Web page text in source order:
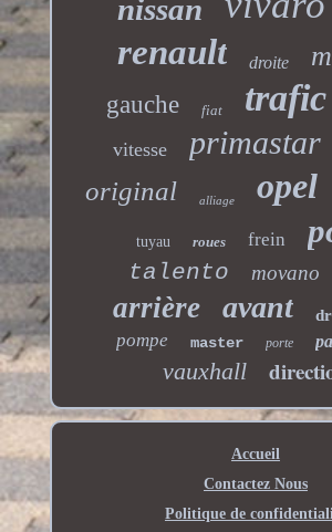
nissan
renault droite
gauche fiat trafic
vitesse primastar
original alliage opel
tuyau roues frein
talento movano
arrière avant
pompe master porte
vauxhall
Accueil
Contactez Nous
Politique de